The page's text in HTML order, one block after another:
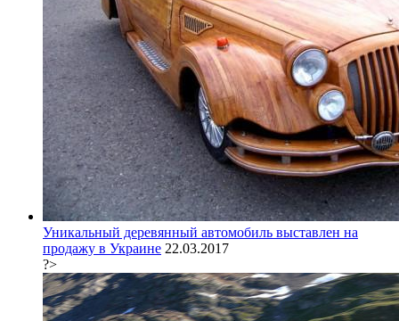
Уникальный деревянный автомобиль выставлен на
продажу в Украине 22.03.2017
?>